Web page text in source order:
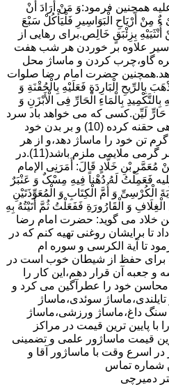
همچنین فرمود:وَ مَنْ أَرَادَ أَنْ
أَرْیَاحِ الْبَوَاسِیرِ فَلْیَأْکُلْ سَبْعَ
بِزِئْبَقٍ خَالِص.برای رهایی از
درد بواسیر علاوه بر خوردن هر شب هفت
(8) با کمی کره گاو،چرب کردن و ماساژ محل
زنبق (9) انجام دهد.همچنین حضرت امام رضا صلوات
بِالرِّیحِ الْبَارِدَةِ فَعَلَیْهِ بِالْحُقْنَةِ وَ
بِالْمَاءِ الْحَارِّ فِی الْأَبْزَنِ وَ
حَارٍّ لَیِّن.کسی که می خواهد باد سرد
را از خود دور کند لازم است گاهی حقنه کرده (10) و بر بدن خود
تن خود را ماساژ دهد،و از هر
سردی خشکی دوری کند و به هر گرمی ملایمی ملزم باشد(11).در
بْنِ خَلَّادٍ قَالَ: أَمَرَنِی الإمام
فَعَمِلْتُ لَهُ دُهْناً فِیهِ مِسْکٌ وَ عَنْبَرٌ
وَ أُمَّ الْکِتَابِ وَ الْمُعَوِّذَتَیْنِ
وَ الْقَارُورَةِ فَفَعَلْتُ ثُمَّ أَتَیْتُهُ بِهِ
بن خلاد می گوید: حضرت امام رضا
تا برایشان روغنى تهیه کنم که در
تا آیة الکرسى و سوره ام
براى حفظ از شیطان خوب است در
جعبه آن قرار دهم،این کار را
خود را عطرآگین می کرد و
تایلندی،ماساژ سوئدی،ماساژ
داغ،ماساژ ورزشی،ماساژ
پایین ترین قیمت در مراکز
قیمت ماساژور علمی و تضمینی
اسرع وقت با ماساژور آقا و
شماره تماس